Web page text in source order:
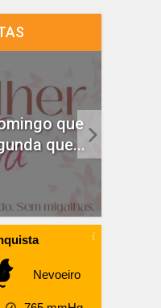
que
que...
Nevoeiro